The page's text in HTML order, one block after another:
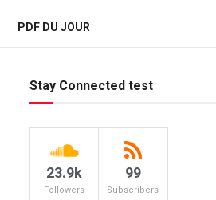
PDF DU JOUR
Stay Connected test
23.9k
Followers
99
Subscribers